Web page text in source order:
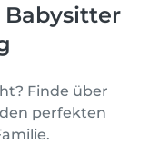
Finde über
perfekten